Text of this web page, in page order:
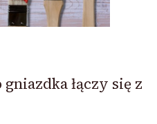
łączy się z